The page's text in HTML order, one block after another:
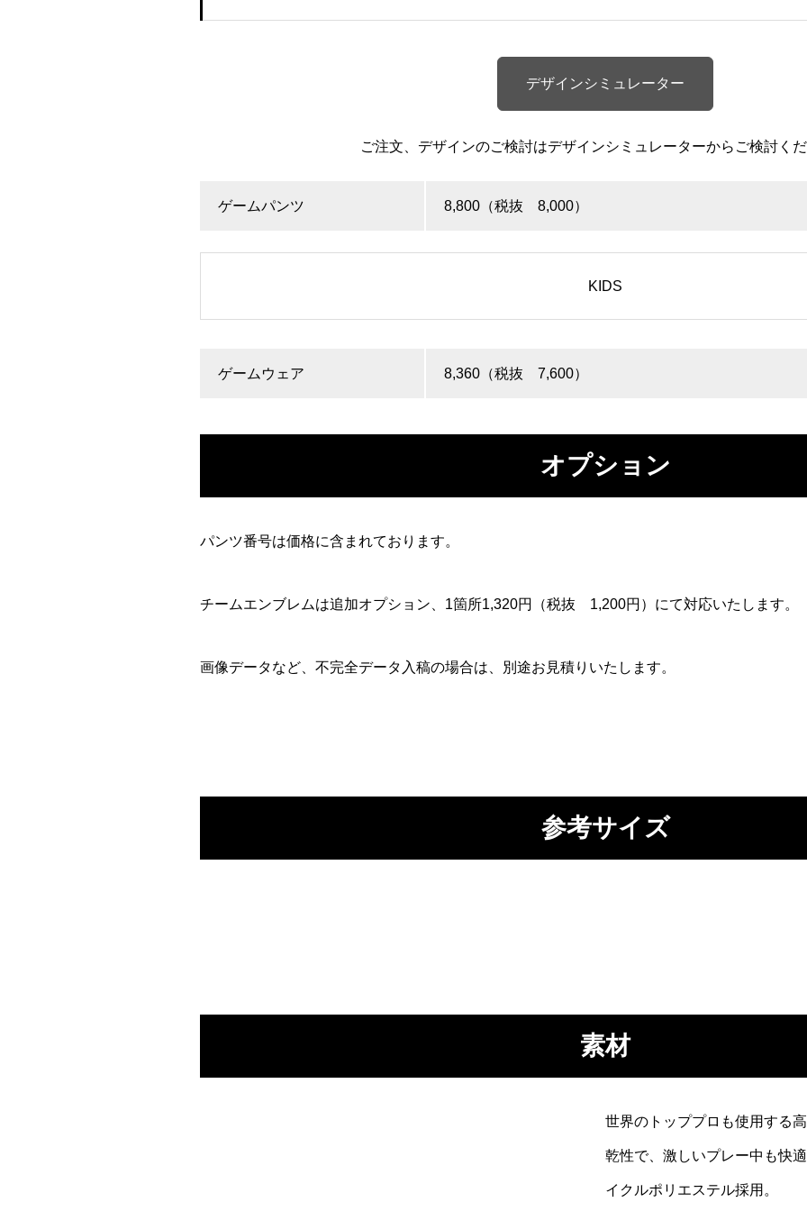
デザインシミュレーター
ご注文、デザインのご検討はデザインシミュレーターからご検討く
ゲームパンツ 8,800（税抜 8,000）
KIDS
ゲームウェア 8,360（税抜 7,600）
オプション
パンツ番号は価格に含まれております。
チームエンブレムは追加オプション、1箇所1,320円（税抜 1,200円）にて対応いたします。
画像データなど、不完全データ入稿の場合は、別途お見積りいたします。
参考サイズ
素材
世界のトッププロも使用する
乾性で、激しいプレー中も快
イクルポリエステル採用 。